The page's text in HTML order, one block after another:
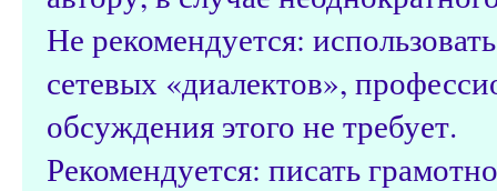
Не рекомендуется:
сетевых «диалектов»,
обсуждения этого не требует.
Рекомендуется: писать